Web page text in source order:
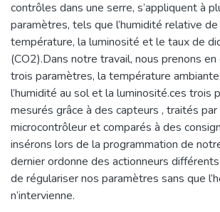
contrôles dans une serre, s’appliquent à
paramètres, tels que l’humidité relative de
température, la luminosité et le taux de
(CO2).Dans notre travail, nous prenons
trois paramètres, la température
l’humidité au sol et la luminosité.ces trois
mesurés grâce à des capteurs , traités par
microcontrôleur et comparés à des
insérons lors de la programmation de
dernier ordonne des actionneurs
de régulariser nos paramètres sans que
n’intervienne.